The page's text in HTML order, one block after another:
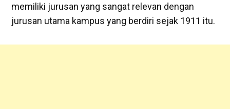
memiliki jurusan yang sangat relevan dengan
jurusan utama kampus yang berdiri sejak 1911 itu.